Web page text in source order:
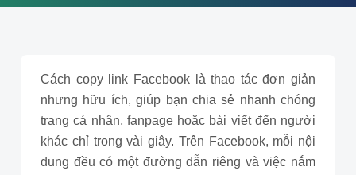
Cách copy link Facebook là thao tác đơn giản
nhưng hữu ích, giúp bạn chia sẻ nhanh chóng
trang cá nhân, fanpage hoặc bài viết đến người
khác chỉ trong vài giây. Trên Facebook, mỗi nội
dung đều có một đường dẫn riêng và việc nắm